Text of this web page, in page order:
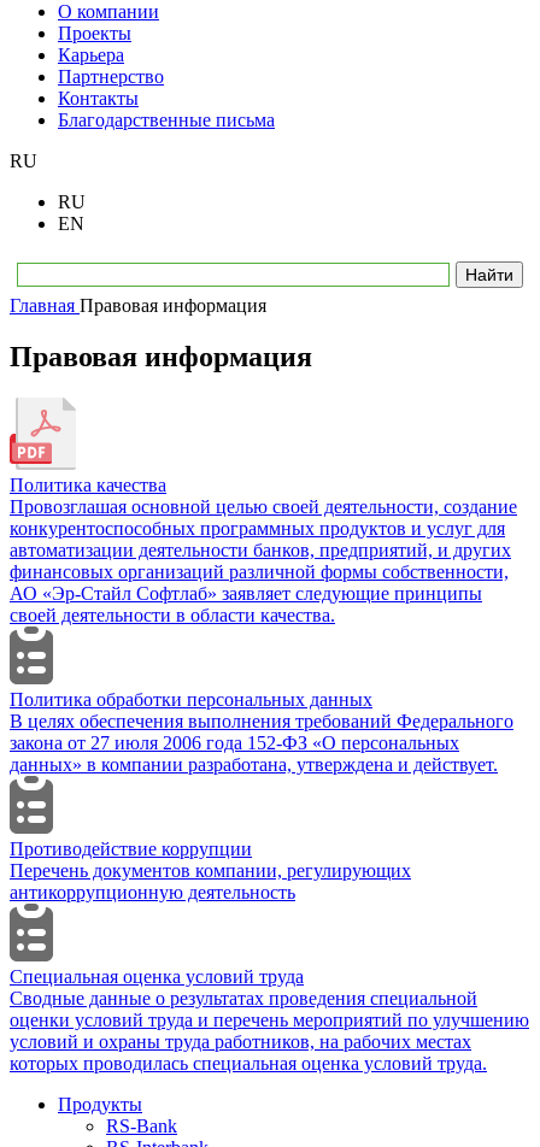
О компании
Проекты
Карьера
Партнерство
Контакты
Благодарственные письма
RU
RU
EN
Главная Правовая информация
Правовая информация
Политика качества
Провозглашая основной целью своей деятельности, создание
конкурентоспособных программных продуктов и услуг для
автоматизации деятельности банков, предприятий, и других
финансовых организаций различной формы собственности,
АО «Эр-Стайл Софтлаб» заявляет следующие принципы
своей деятельности в области качества.
Политика обработки персональных данных
В целях обеспечения выполнения требований Федерального
закона от 27 июля 2006 года 152-ФЗ «О персональных
данных» в компании разработана, утверждена и действует.
Противодействие коррупции
Перечень документов компании, регулирующих
антикоррупционную деятельность
Специальная оценка условий труда
Сводные данные о результатах проведения специальной
оценки условий труда и перечень мероприятий по улучшению
условий и охраны труда работников, на рабочих местах
которых проводилась специальная оценка условий труда.
Продукты
RS‑Bank